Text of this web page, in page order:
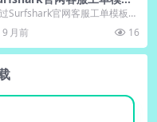
快速解决问题
Surfshark官网客服工单模板快
决网络推广中的技术问题，提
接稳定...
9 月前 16